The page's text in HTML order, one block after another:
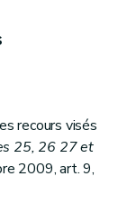
recours visés
25, 26 27 et
2009, art. 9,